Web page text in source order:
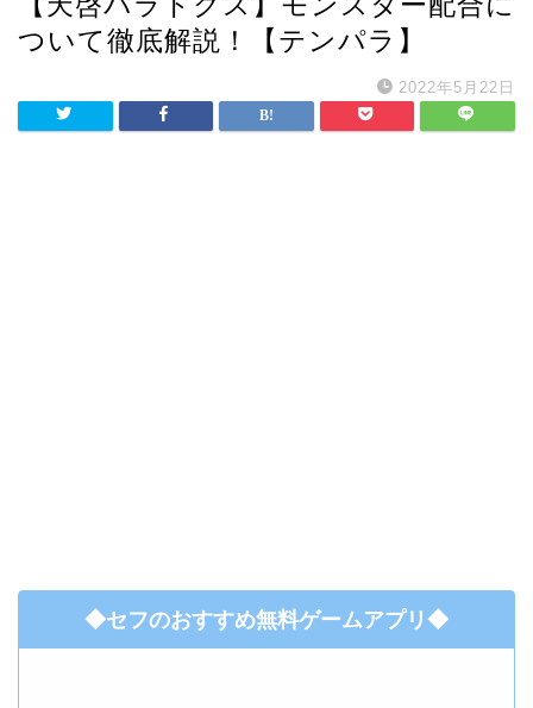
ついて徹底解説！【テンパラ】
2022年5月22日
◆セフのおすすめ無料ゲームアプリ◆